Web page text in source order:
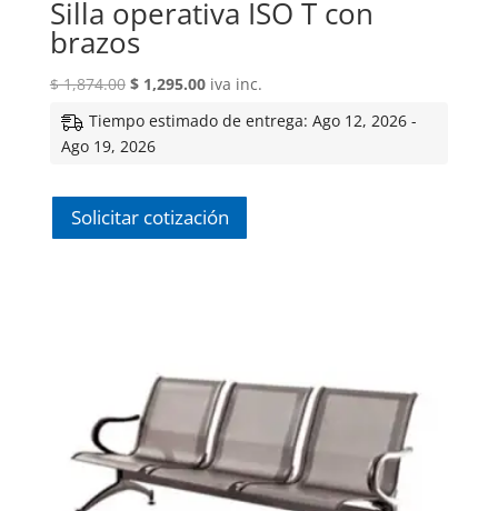
Silla operativa ISO T con
brazos
$1,874.00 El
original
era:
$1,295.00El
actual
iva inc.
Tiempo estimado de entrega: Ago 12, 2026 -
Ago 19, 2026
Solicitar cotización